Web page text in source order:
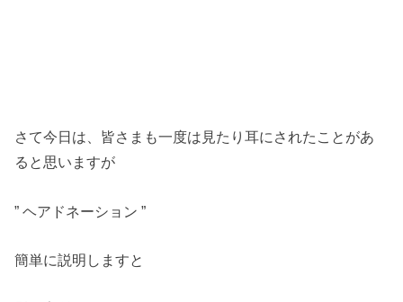
さて今日は、皆さまも一度は見たり耳にされたことがあ
ると思いますが
” ヘアドネーション ”
簡単に説明しますと